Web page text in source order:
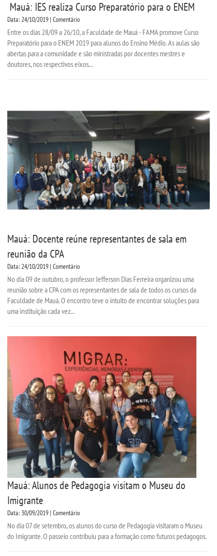
Mauá: IES realiza Curso Preparatório para o ENEM
Data: 24/10/2019 | Comentário
Entre os dias 28/09 a 26/10, a Faculdade de Mauá - FAMA promove Curso
Preparatório para o ENEM 2019 para alunos do Ensino Médio. As aulas são
abertas para a comunidade e são ministradas por docentes mestres e
doutores, nos respectivos eixos...
Mauá: Docente reúne representantes de sala em
reunião da CPA
Data: 24/10/2019 | Comentário
No dia 09 de outubro, o professor Jefferson Dias Ferreira organizou uma
reunião sobre a CPA com os representantes de sala de todos os cursos da
Faculdade de Mauá. O encontro teve o intuito de encontrar soluções para
uma instituição cada vez...
Mauá: Alunos de Pedagogia visitam o Museu do
Imigrante
Data: 30/09/2019 | Comentário
No dia 07 de setembro, os alunos do curso de Pedagogia visitaram o Museu
do Imigrante. O passeio contribuiu para a formação como futuros pedagogos.